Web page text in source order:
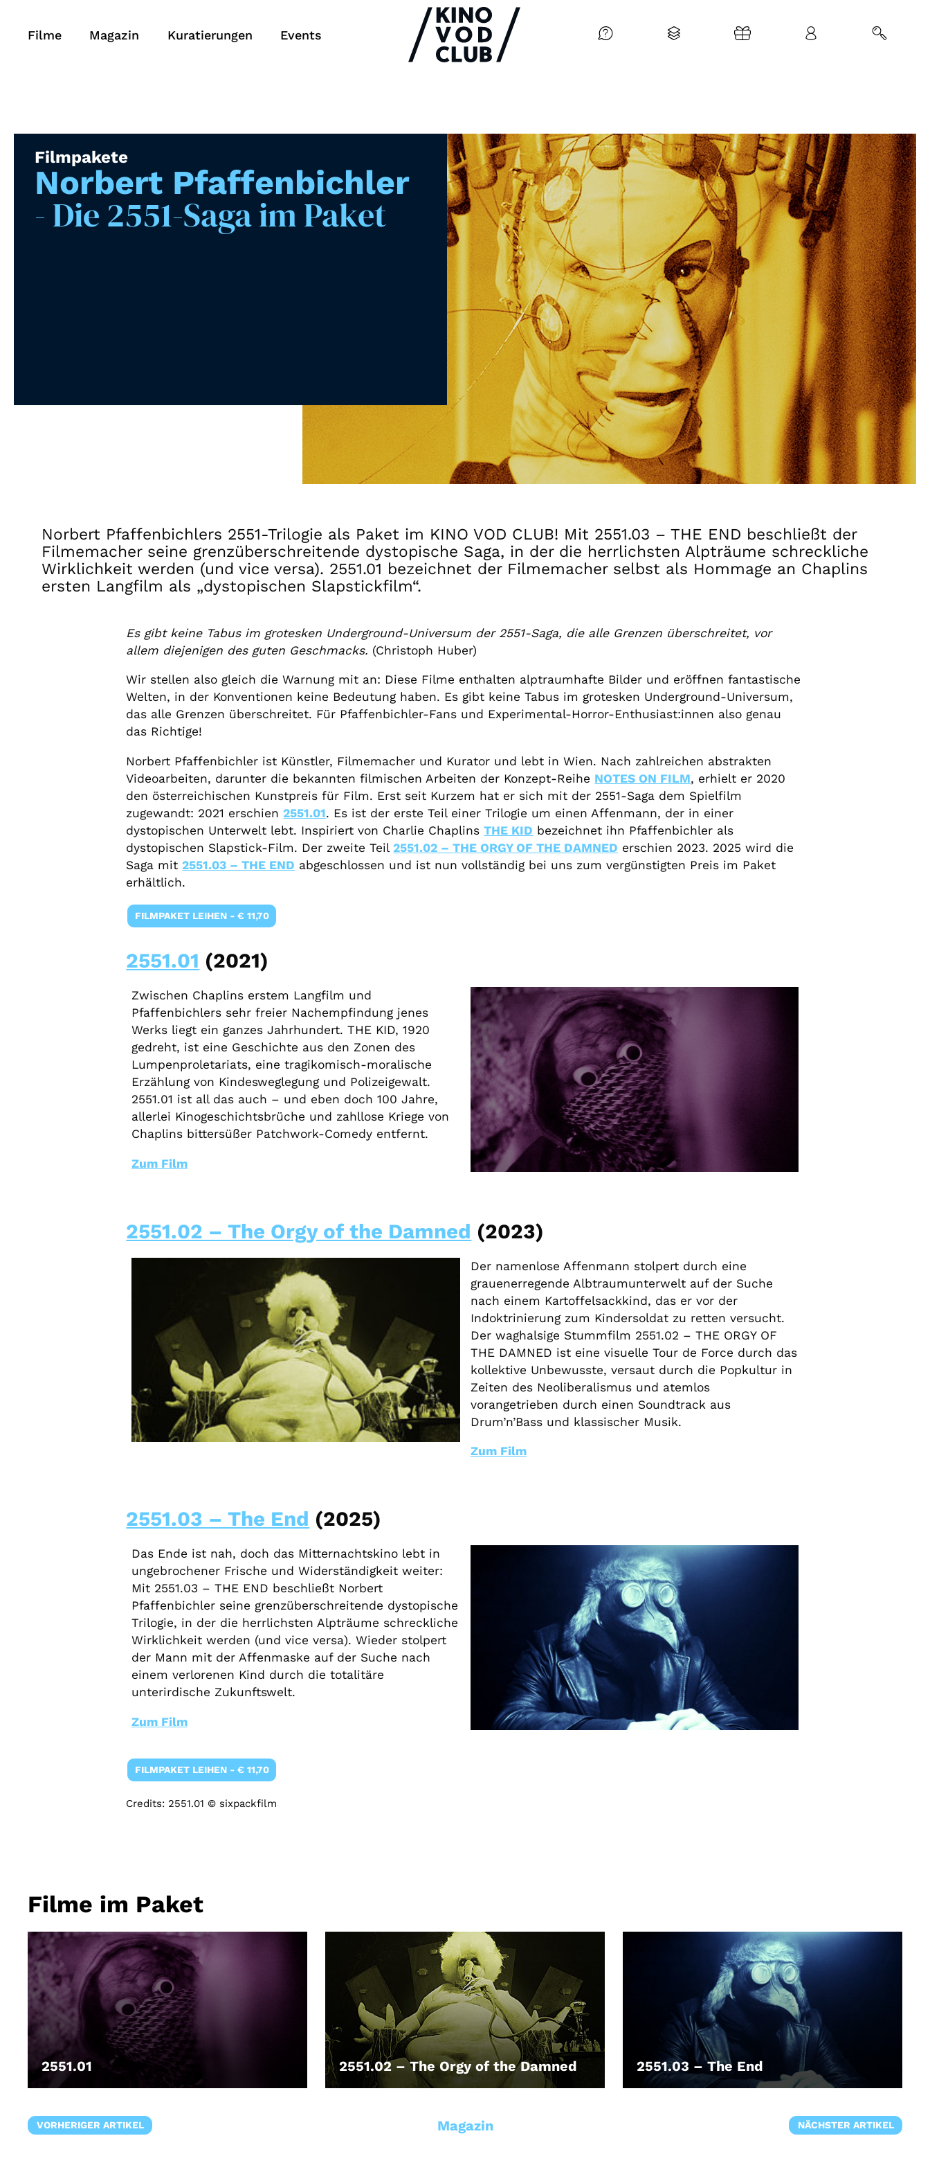
Kuratierungen
Events
So geht’s
Gutscheine
& Filmpässe
Suche
Filme Magazin Kuratierungen Events
Filmpakete
Norbert Pfaffenbichler
- Die 2551-Saga im Paket
Norbert Pfaffenbichlers 2551-Trilogie als Paket im KINO VOD CLUB! Mit 2551.03 – THE END beschließt der
Filmemacher seine grenzüberschreitende dystopische Saga, in der die herrlichsten Alpträume schreckliche
Wirklichkeit werden (und vice versa). 2551.01 bezeichnet der Filmemacher selbst als Hommage an Chaplins
ersten Langfilm als „dystopischen Slapstickfilm“.
Es gibt keine Tabus im grotesken Underground-Universum der 2551-Saga, die alle Grenzen überschreitet, vor
allem diejenigen des guten Geschmacks. (Christoph Huber)
Wir stellen also gleich die Warnung mit an: Diese Filme enthalten alptraumhafte Bilder und eröffnen fantastische
Welten, in der Konventionen keine Bedeutung haben. Es gibt keine Tabus im grotesken Underground-Universum,
das alle Grenzen überschreitet. Für Pfaffenbichler-Fans und Experimental-Horror-Enthusiast:innen also genau
das Richtige!
Norbert Pfaffenbichler ist Künstler, Filmemacher und Kurator und lebt in Wien. Nach zahlreichen abstrakten
Videoarbeiten, darunter die bekannten filmischen Arbeiten der Konzept-Reihe NOTES ON FILM, erhielt er 2020
den österreichischen Kunstpreis für Film. Erst seit Kurzem hat er sich mit der 2551-Saga dem Spielfilm
zugewandt: 2021 erschien2551.01. Es ist der erste Teil einer Trilogie um einen Affenmann, der in einer
dystopischen Unterwelt lebt. Inspiriert von Charlie ChaplinsTHE KID bezeichnet ihn Pfaffenbichler als
dystopischen Slapstick-Film. Der zweite Teil2551.02 – THE ORGY OF THE DAMNED erschien 2023. 2025 wird die
Saga mit2551.03 – THE END abgeschlossen und ist nun vollständig bei uns zum vergünstigten Preis im Paket
erhältlich.
FILMPAKET LEIHEN - € 11,70
2551.01 (2021)
Zwischen Chaplins erstem Langfilm und
Pfaffenbichlers sehr freier Nachempfindung jenes
Werks liegt ein ganzes Jahrhundert. THE KID, 1920
gedreht, ist eine Geschichte aus den Zonen des
Lumpenproletariats, eine tragikomisch-moralische
Erzählung von Kindesweglegung und Polizeigewalt.
2551.01 ist all das auch – und eben doch 100 Jahre,
allerlei Kinogeschichtsbrüche und zahllose Kriege von
Chaplins bittersüßer Patchwork-Comedy entfernt.
Zum Film
2551.02 – The Orgy of the Damned (2023)
Der namenlose Affenmann stolpert durch eine
grauenerregende Albtraumunterwelt auf der Suche
nach einem Kartoffelsackkind, das er vor der
Indoktrinierung zum Kindersoldat zu retten versucht.
Der waghalsige Stummfilm 2551.02 – THE ORGY OF
THE DAMNED ist eine visuelle Tour de Force durch das
kollektive Unbewusste, versaut durch die Popkultur in
Zeiten des Neoliberalismus und atemlos
vorangetrieben durch einen Soundtrack aus
Drum’n’Bass und klassischer Musik.
Zum Film
2551.03 – The End (2025)
Das Ende ist nah, doch das Mitternachtskino lebt in
ungebrochener Frische und Widerständigkeit weiter:
Mit 2551.03 – THE END beschließt Norbert
Pfaffenbichler seine grenzüberschreitende dystopische
Trilogie, in der die herrlichsten Alpträume schreckliche
Wirklichkeit werden (und vice versa). Wieder stolpert
der Mann mit der Affenmaske auf der Suche nach
einem verlorenen Kind durch die totalitäre
unterirdische Zukunftswelt.
Zum Film
FILMPAKET LEIHEN - € 11,70
Credits: 2551.01 © sixpackfilm
Filme im Paket
2551.01
LEIHEN 2551.02 – The Orgy of the Damned
LEIHEN 2551.03 – The End
LEIHEN
VORHERIGER ARTIKEL Magazin NÄCHSTER ARTIKEL